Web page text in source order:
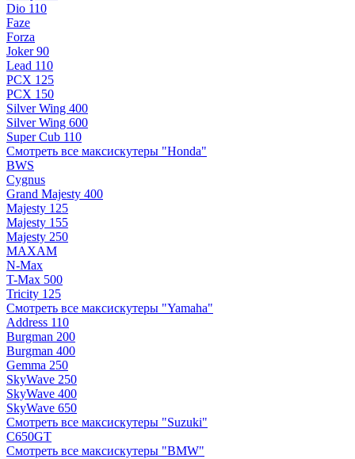
Dio 110
Faze
Forza
Joker 90
Lead 110
PCX 125
PCX 150
Silver Wing 400
Silver Wing 600
Super Cub 110
Смотреть все максискутеры "Honda"
BWS
Cygnus
Grand Majesty 400
Majesty 125
Majesty 155
Majesty 250
MAXAM
N-Max
T-Max 500
Tricity 125
Смотреть все максискутеры "Yamaha"
Address 110
Burgman 200
Burgman 400
Gemma 250
SkyWave 250
SkyWave 400
SkyWave 650
Смотреть все максискутеры "Suzuki"
C650GT
Смотреть все максискутеры "BMW"